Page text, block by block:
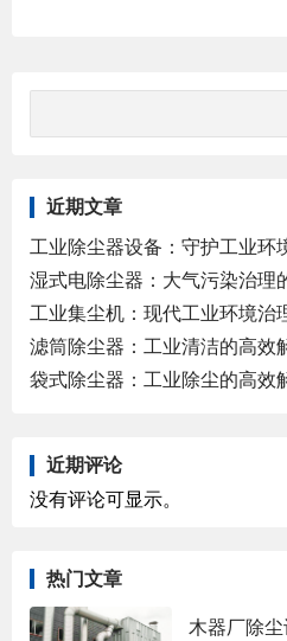
近期文章
工业除尘器设备：守护工业环
湿式电除尘器：大气污染治理
工业集尘机：现代工业环境治
滤筒除尘器：工业清洁的高效
袋式除尘器：工业除尘的高效
近期评论
没有评论可显示。
热门文章
木器厂除